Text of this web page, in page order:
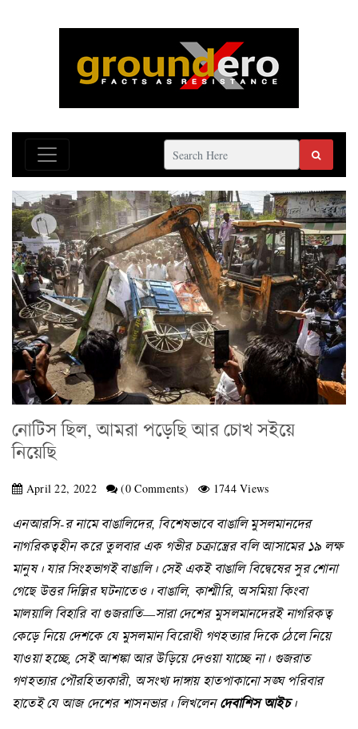
নোটিস ছিল, আমরা পড়েছি আর চোখ সইয়ে
নিয়েছি
April 22, 2022 (0 Comments) 1744 Views
এনআরসি-র নামে বাঙালিদের, বিশেষভাবে বাঙালি মুসলমানদের
নাগরিকত্বহীন করে তুলবার এক গভীর চক্রান্ত্রের বলি আসামের ১৯ লক্ষ
মানুষ। যার সিংহভাগই বাঙালি। সেই একই বাঙালি বিদ্বেষের সুর শোনা
গেছে উত্তর দিল্লির ঘটনাতেও। বাঙালি, কাশ্মীরি, অসমিয়া কিংবা
মালয়ালি বিহারি বা গুজরাতি—সারা দেশের মুসলমানদেরই নাগরিকত্ব
কেড়ে নিয়ে দেশকে যে মুসলমান বিরোধী গণহত্যার দিকে ঠেলে নিয়ে
যাওয়া হচ্ছে, সেই আশঙ্কা আর উড়িয়ে দেওয়া যাচ্ছে না। গুজরাত
গণহত্যার পৌরহিত্যকারী, অসংখ্য দাঙ্গায় হাতপাকানো সঙ্ঘ পরিবার
হাতেই যে আজ দেশের শাসনভার। লিখলেনদেবাশিস আইচ।